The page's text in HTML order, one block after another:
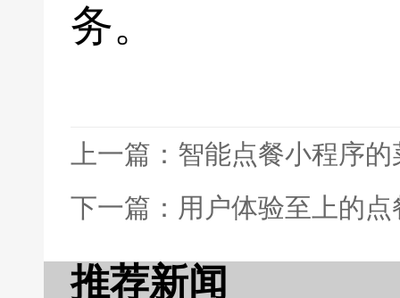
务。
上一篇：智能点餐小程序
下一篇：用户体验至上的
推荐新闻